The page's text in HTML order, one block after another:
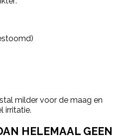
milder voor de maag en
irritatie.
HELEMAAL GEEN